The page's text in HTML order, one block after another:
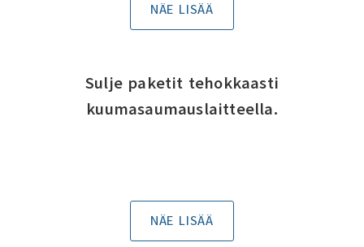
NÄE LISÄÄ
Sulje paketit tehokkaasti
kuumasaumauslaitteella.
NÄE LISÄÄ